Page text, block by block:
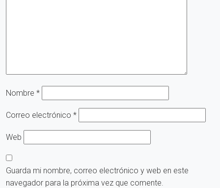
Nombre *
Correo electrónico *
Web
Guarda mi nombre, correo electrónico y web en este
navegador para la próxima vez que comente.